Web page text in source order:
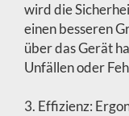
wird die
einen besseren
über das Gerät
Unfällen oder
3. Effizienz: